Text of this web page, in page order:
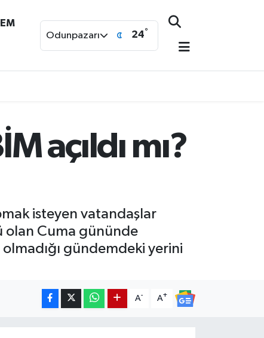
Odunpazarı 24°
açıldı mı?
isteyen vatandaşlar
olan Cuma gününde
gündemdeki yerini
A- A+